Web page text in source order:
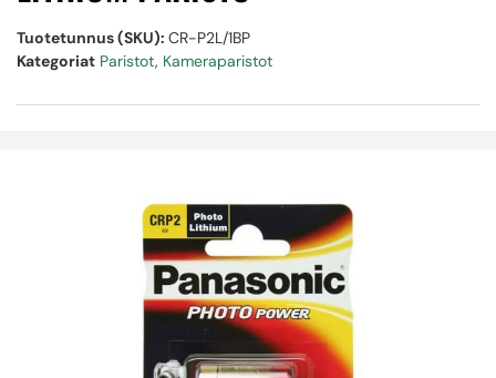
Tuotetunnus (SKU): CR-P2L/1BP
Kategoriat Paristot, Kameraparistot